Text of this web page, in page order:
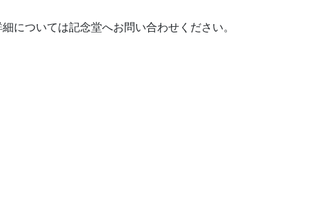
については記念堂へお問い合わせください。